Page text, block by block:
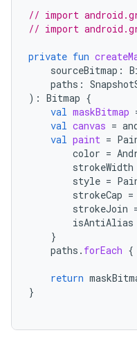
// import
// import
private fun
sourceBitmap :
paths :
): Bitmap {
val maskBitmap
val canvas =
val paint =
color =
strokeWidth
style =
strokeCap =
strokeJoin
isAntiAlias
}
paths . forEach {
return
}